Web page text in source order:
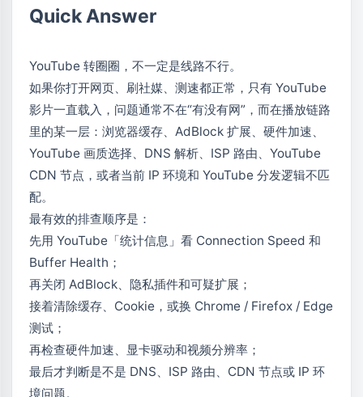
Quick Answer
YouTube 转圈圈，不一定是线路不行。
如果你打开网页、刷社媒、测速都正常，只有 YouTube
影片一直载入，问题通常不在“有没有网”，而在播放链路
里的某一层：浏览器缓存、AdBlock 扩展、硬件加速、
YouTube 画质选择、DNS 解析、ISP 路由、YouTube
CDN 节点，或者当前 IP 环境和 YouTube 分发逻辑不匹
配。
最有效的排查顺序是：
先用 YouTube「统计信息」看 Connection Speed 和
Buffer Health；
再关闭 AdBlock、隐私插件和可疑扩展；
接着清除缓存、Cookie，或换 Chrome / Firefox / Edge
测试；
再检查硬件加速、显卡驱动和视频分辨率；
最后才判断是不是 DNS、ISP 路由、CDN 节点或 IP 环
境问题。